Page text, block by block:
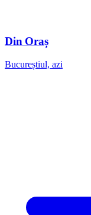
Din Oraș
Bucureștiul, azi